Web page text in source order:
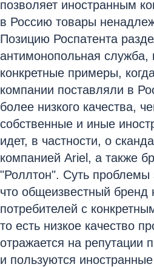
позволяет иностранным
в Россию товары
Позицию Роспатента
антимонопольная служба,
конкретные примеры,
компании поставляли в
более низкого качества,
собственные и иные
идет, в частности, о
компанией Ariel, а также
"Роллтон". Суть проблемы
что общеизвестный бренд
потребителей с
то есть низкое качество
отражается на репутации
и пользуются